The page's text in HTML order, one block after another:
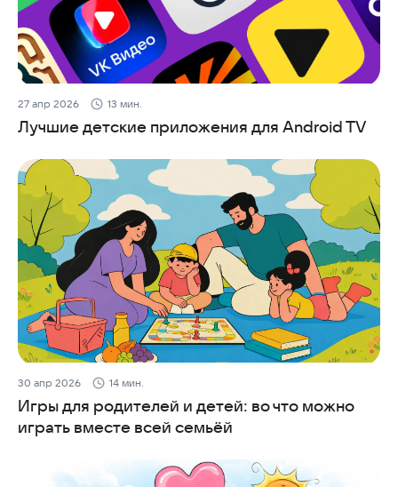
27 апр 2026 13 мин.
Лучшие детские приложения для Android TV
30 апр 2026 14 мин.
Игры для родителей и детей: во что можно
играть вместе всей семьёй